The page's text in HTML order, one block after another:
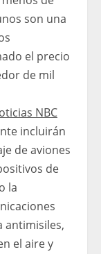
son una
el precio
de mil
NBC
incluirán
de aviones
de
la
antimisiles,
el aire y